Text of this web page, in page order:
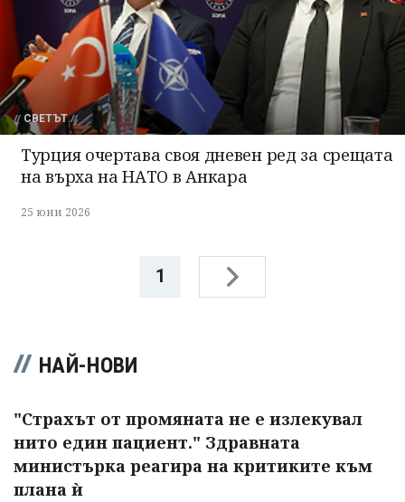
СВЕТЪТ
Турция очертава своя дневен ред за срещата
на върха на НАТО в Анкара
25 юни 2026
1
НАЙ-НОВИ
"Страхът от промяната не е излекувал
нито един пациент." Здравната
министърка реагира на критиките към
плана ѝ